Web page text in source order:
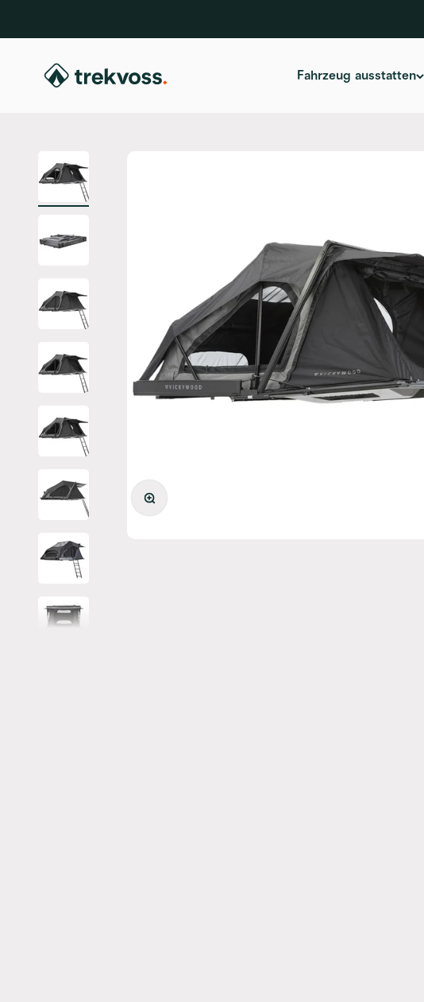
Fahrzeug ausstatten
trekvoss
Bild vergrößern